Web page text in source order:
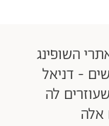
השופינג
- דניאל
לה
אלה